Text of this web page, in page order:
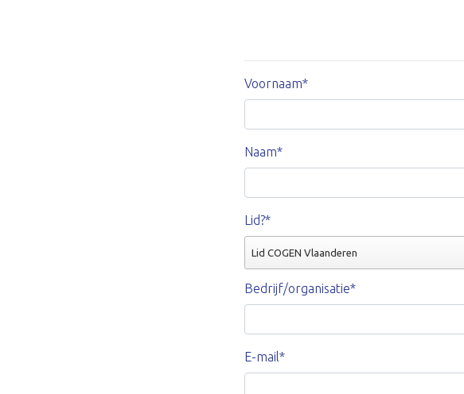
Voornaam*
Naam*
Lid?*
Lid COGEN Vlaanderen
Bedrijf/organisatie*
E-mail*